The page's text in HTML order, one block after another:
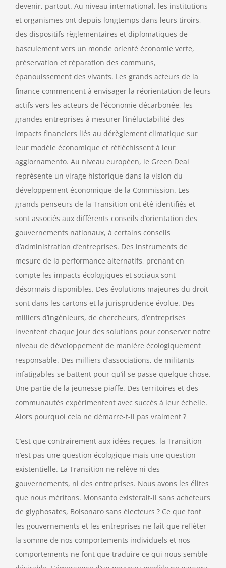
devenir, partout. Au niveau international, les institutions
et organismes ont depuis longtemps dans leurs tiroirs,
des dispositifs règlementaires et diplomatiques de
basculement vers un monde orienté économie verte,
préservation et réparation des communs,
épanouissement des vivants. Les grands acteurs de la
finance commencent à envisager la réorientation de leurs
actifs vers les acteurs de l’économie décarbonée, les
grandes entreprises à mesurer l’inéluctabilité des
impacts financiers liés au dérèglement climatique sur
leur modèle économique et réfléchissent à leur
aggiornamento. Au niveau européen, le Green Deal
représente un virage historique dans la vision du
développement économique de la Commission. Les
grands penseurs de la Transition ont été identifiés et
sont associés aux différents conseils d’orientation des
gouvernements nationaux, à certains conseils
d’administration d’entreprises. Des instruments de
mesure de la performance alternatifs, prenant en
compte les impacts écologiques et sociaux sont
désormais disponibles. Des évolutions majeures du droit
sont dans les cartons et la jurisprudence évolue. Des
milliers d’ingénieurs, de chercheurs, d’entreprises
inventent chaque jour des solutions pour conserver notre
niveau de développement de manière écologiquement
responsable. Des milliers d’associations, de militants
infatigables se battent pour qu’il se passe quelque chose.
Une partie de la jeunesse piaffe. Des territoires et des
communautés expérimentent avec succès à leur échelle.
Alors pourquoi cela ne démarre-t-il pas vraiment ?
C’est que contrairement aux idées reçues, la Transition
n’est pas une question écologique mais une question
existentielle. La Transition ne relève ni des
gouvernements, ni des entreprises. Nous avons les élites
que nous méritons. Monsanto existerait-il sans acheteurs
de glyphosates, Bolsonaro sans électeurs ? Ce que font
les gouvernements et les entreprises ne fait que refléter
la somme de nos comportements individuels et nos
comportements ne font que traduire ce qui nous semble